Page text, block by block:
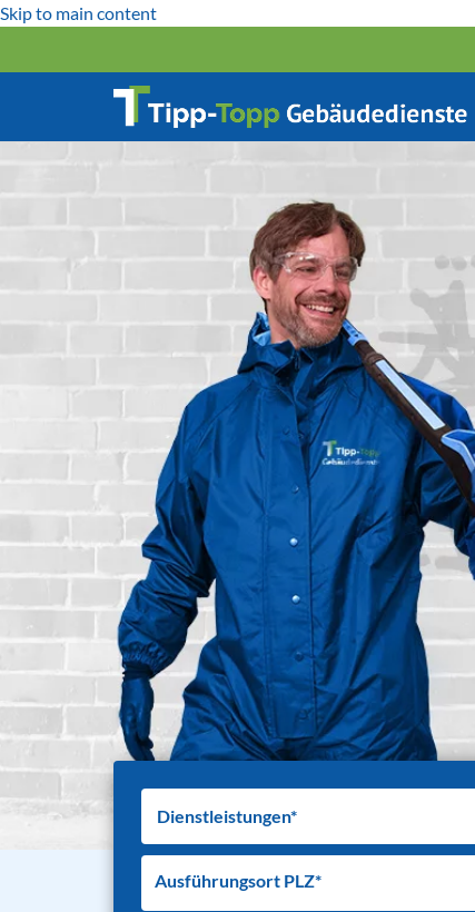
Skip to main content
Ausführungsort PLZ*